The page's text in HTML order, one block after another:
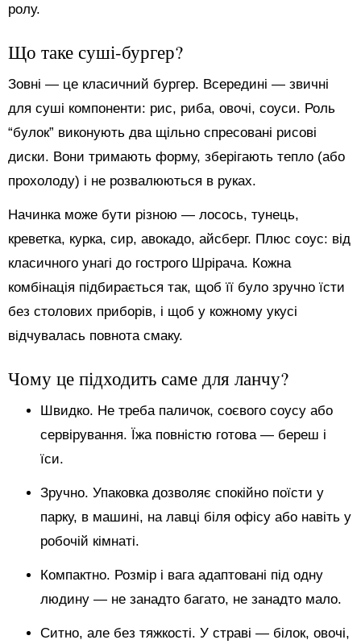
ролу.
Що таке суші-бургер?
Зовні — це класичний бургер. Всередині — звичні
для суші компоненти: рис, риба, овочі, соуси. Роль
“булок” виконують два щільно спресовані рисові
диски. Вони тримають форму, зберігають тепло (або
прохолоду) і не розвалюються в руках.
Начинка може бути різною — лосось, тунець,
креветка, курка, сир, авокадо, айсберг. Плюс соус: від
класичного унагі до гострого Шрірача. Кожна
комбінація підбирається так, щоб її було зручно їсти
без столових приборів, і щоб у кожному укусі
відчувалась повнота смаку.
Чому це підходить саме для ланчу?
Швидко. Не треба паличок, соєвого соусу або
сервірування. Їжа повністю готова — береш і
їси.
Зручно. Упаковка дозволяє спокійно поїсти у
парку, в машині, на лавці біля офісу або навіть у
робочій кімнаті.
Компактно. Розмір і вага адаптовані під одну
людину — не занадто багато, не занадто мало.
Ситно, але без тяжкості. У страві — білок, овочі,